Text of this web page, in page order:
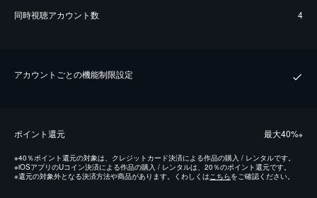
同時視聴アカウント数 4
アカウントごとの機能制限設定
ポイント還元 最⼤40%※
※40％ポイント還元の対象は、クレジットカード決済による作品の購入 / レンタルです。
※iOSアプリのUコイン決済による作品の購入 / レンタルは、20％のポイント還元です。
※還元の対象外となる決済方法や商品があります。くわしくはこちらをご確認ください。